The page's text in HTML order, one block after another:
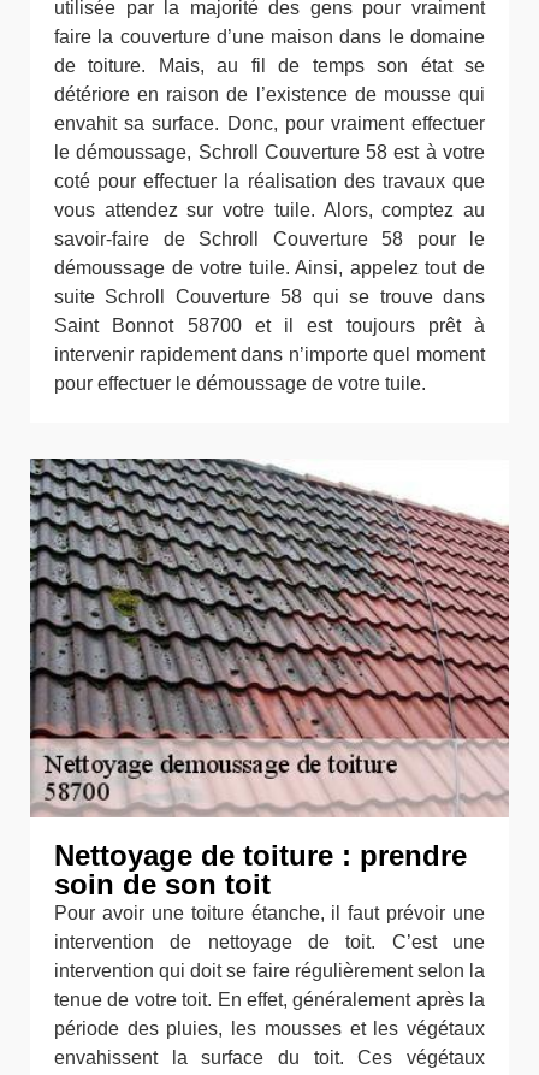
utilisée par la majorité des gens pour vraiment
faire la couverture d’une maison dans le domaine
de toiture. Mais, au fil de temps son état se
détériore en raison de l’existence de mousse qui
envahit sa surface. Donc, pour vraiment effectuer
le démoussage, Schroll Couverture 58 est à votre
coté pour effectuer la réalisation des travaux que
vous attendez sur votre tuile. Alors, comptez au
savoir-faire de Schroll Couverture 58 pour le
démoussage de votre tuile. Ainsi, appelez tout de
suite Schroll Couverture 58 qui se trouve dans
Saint Bonnot 58700 et il est toujours prêt à
intervenir rapidement dans n’importe quel moment
pour effectuer le démoussage de votre tuile.
Nettoyage de toiture : prendre
soin de son toit
Pour avoir une toiture étanche, il faut prévoir une
intervention de nettoyage de toit. C’est une
intervention qui doit se faire régulièrement selon la
tenue de votre toit. En effet, généralement après la
période des pluies, les mousses et les végétaux
envahissent la surface du toit. Ces végétaux